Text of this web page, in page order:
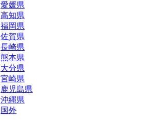
愛媛県
高知県
福岡県
佐賀県
長崎県
熊本県
大分県
宮崎県
鹿児島県
沖縄県
国外